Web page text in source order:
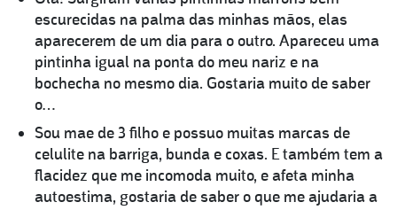
escurecidas na palma das minhas mãos, elas
aparecerem de um dia para o outro. Apareceu uma
pintinha igual na ponta do meu nariz e na
bochecha no mesmo dia. Gostaria muito de saber
o…
Sou mae de 3 filho e possuo muitas marcas de
celulite na barriga, bunda e coxas. E também tem a
flacidez que me incomoda muito, e afeta minha
autoestima, gostaria de saber o que me ajudaria a